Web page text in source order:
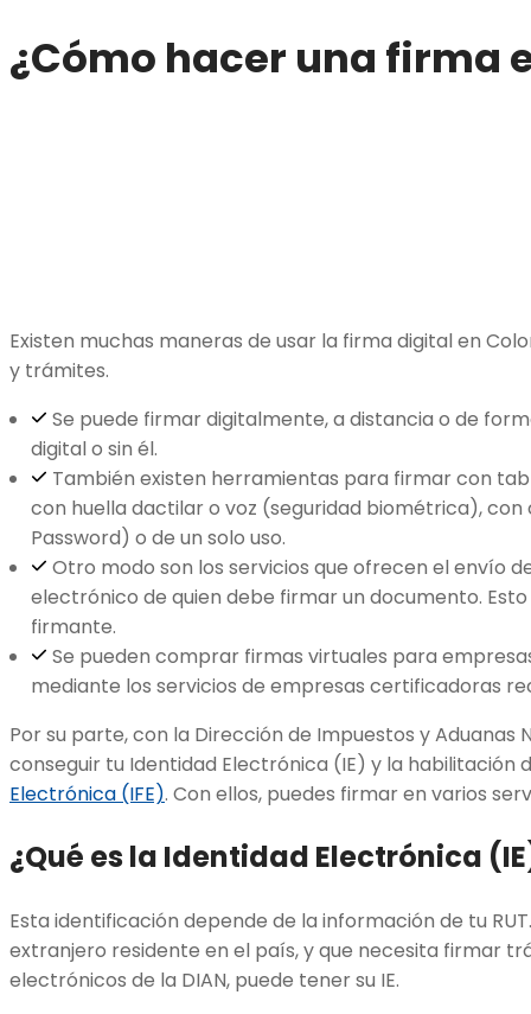
¿Cómo hacer una firma
Existen muchas maneras de usar la firma digital en
y trámites.
Se puede firmar digitalmente, a distancia o de
digital o sin él.
También existen herramientas para firmar con
con huella dactilar o voz (seguridad biométrica), con
Password) o de un solo uso.
Otro modo son los servicios que ofrecen el envío
electrónico de quien debe firmar un documento.
firmante.
Se pueden comprar firmas virtuales para
mediante los servicios de empresas certificadoras
Por su parte, con la Dirección de Impuestos y Aduanas
conseguir tu Identidad Electrónica (IE) y la habilitación
Electrónica (IFE). Con ellos, puedes firmar en varios
¿Qué es la Identidad Electrónica
Esta identificación depende de la información de tu
extranjero residente en el país, y que necesita firmar
electrónicos de la DIAN, puede tener su IE.